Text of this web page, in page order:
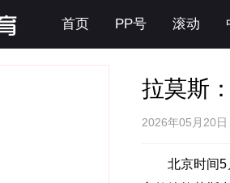
首页 PP号 滚动
拉莫斯
2026年05月20
北京时间